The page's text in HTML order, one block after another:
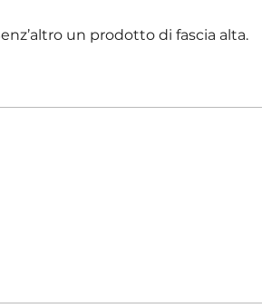
un prodotto di fascia alta.